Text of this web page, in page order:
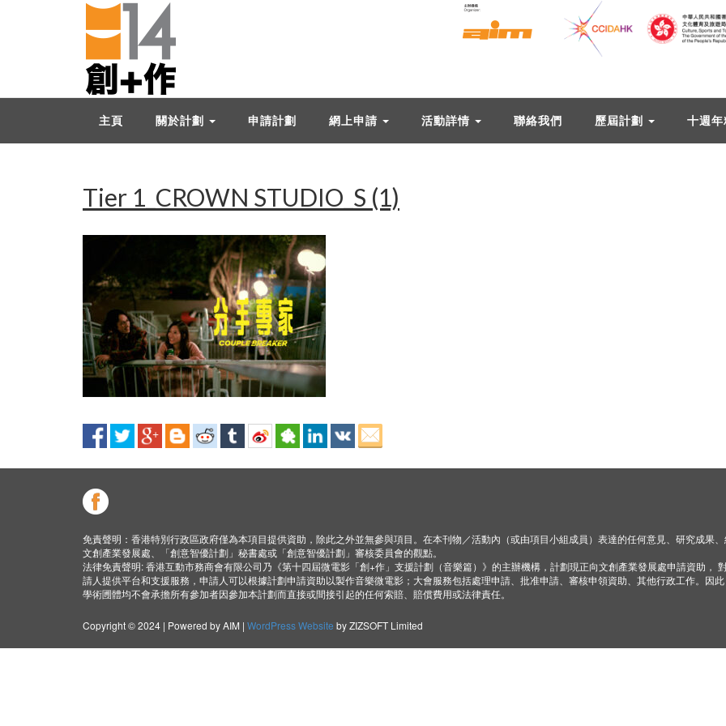
主頁 關於計劃 申請計劃 網上申請 活動詳情 聯絡我們 歷屆計劃 十週
Tier 1_CROWN STUDIO_S (1)
免責聲明：香港特別行政區政府僅為本項目提供資助，除此之外並無參與項目。在本刊物／活動內（或由項目小組成員）表達的任何意見、研究成果
文創產業發展處、「創意智優計劃」秘書處或「創意智優計劃」審核委員會的觀點。
法律免責聲明: 香港互動市務商會有限公司乃《第十四屆微電影「創+作」支援計劃（音樂篇）》的主辦機構，計劃現正向文創產業發展處申請資助，
請人提供平台和支援服務，申請人可以根據計劃申請資助以製作音樂微電影；大會服務包括處理申請、批准申請、審核申領資助、其他行政工作。因
學術圑體均不會承擔所有參加者因參加本計劃而直接或間接引起的任何索賠、賠償費用或法律責任。
Copyright © 2024 | Powered by AIM | WordPress Website by ZIZSOFT Limited